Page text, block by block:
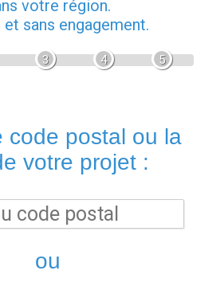
votre région.
et sans engagement.
3 4 5
code postal ou la
votre projet :
ou